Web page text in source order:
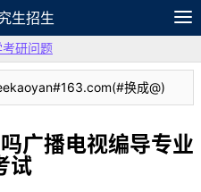
生招生
笔记
研问题
换成@)
广播电视编导专业
试